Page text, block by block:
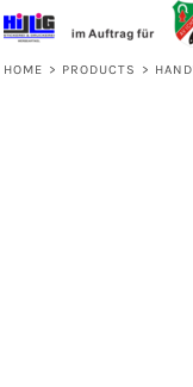
HOME > PRODUCTS >